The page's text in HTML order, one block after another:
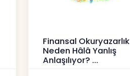
Finansal Okuryazarlık
Neden Hâlâ Yanlış
Anlaşılıyor?